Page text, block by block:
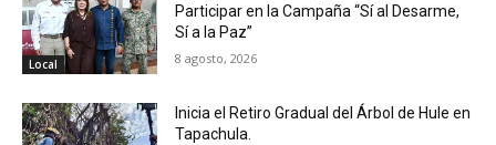
Local
Participar en la Campaña “Sí al Desarme,
Sí a la Paz”
8 agosto, 2026
Inicia el Retiro Gradual del Árbol de Hule en
Tapachula.